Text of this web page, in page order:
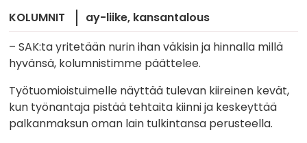
KOLUMNIT ay-liike kansantalous
– SAK:ta yritetään nurin ihan väkisin ja hinnalla millä
hyvänsä, kolumnistimme päättelee.
Työtuomioistuimelle näyttää tulevan kiireinen kevät,
kun työnantaja pistää tehtaita kiinni ja keskeyttää
palkanmaksun oman lain tulkintansa perusteella.